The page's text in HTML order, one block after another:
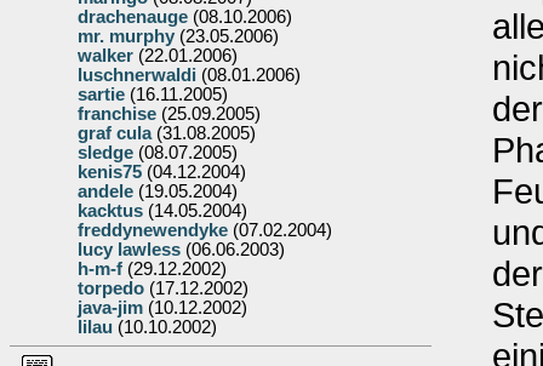
drachenauge (08.10.2006)
mr. murphy (23.05.2006)
walker (22.01.2006)
luschnerwaldi (08.01.2006)
sartie (16.11.2005)
franchise (25.09.2005)
graf cula(31.08.2005)
sledge (08.07.2005)
kenis75 (04.12.2004)
andele (19.05.2004)
kacktus (14.05.2004)
freddynewendyke (07.02.2004)
lucy lawless (06.06.2003)
h-m-f (29.12.2002)
torpedo (17.12.2002)
java-jim (10.12.2002)
lilau (10.10.2002)